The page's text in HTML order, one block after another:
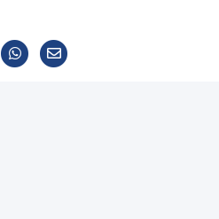
Jaa
Twitteriin
Jaa
WhatsAppiin